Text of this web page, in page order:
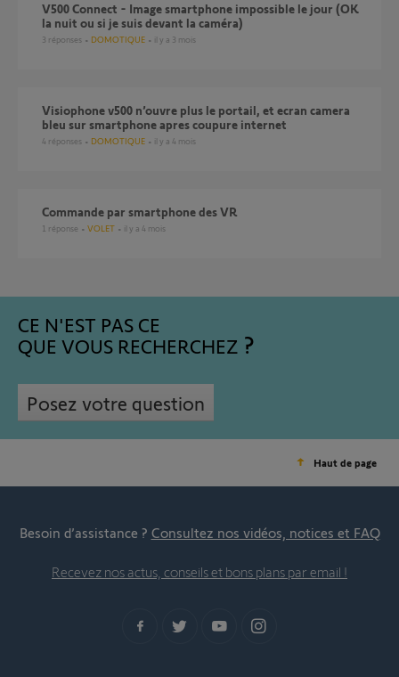
V500 Connect - Image smartphone impossible le jour (OK
la nuit ou si je suis devant la caméra)
3 réponses DOMOTIQUE il y a 3 mois
Visiophone v500 n’ouvre plus le portail, et ecran camera
bleu sur smartphone apres coupure internet
4 réponses DOMOTIQUE il y a 4 mois
Commande par smartphone des VR
1 réponse VOLET il y a 4 mois
CE N'EST PAS CE
QUE VOUS RECHERCHEZ
Posez votre question
Haut de page
Besoin d’assistance ? Consultez nos vidéos, notices et FAQ
Recevez nos actus, conseils et bons plans par email !